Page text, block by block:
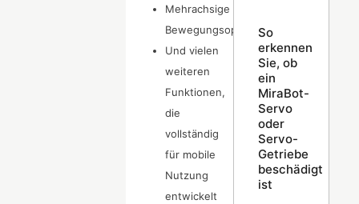
Mehrachsige
Bewegungsoptimierung
Und vielen
weiteren
Funktionen,
die
vollständig
für mobile
Nutzung
entwickelt
So
erkennen
Sie, ob
ein
MiraBot-
Servo
oder
Servo-
Getriebe
beschädigt
ist